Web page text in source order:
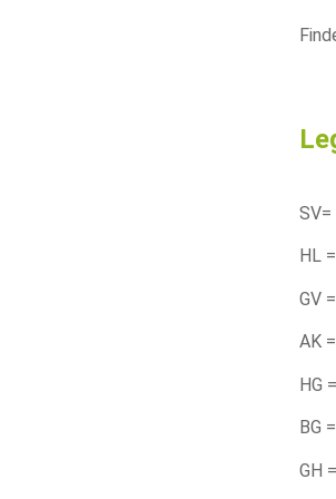
HL
GV
AK
HG
BG
GH